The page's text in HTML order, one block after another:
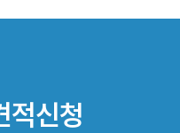
적신청